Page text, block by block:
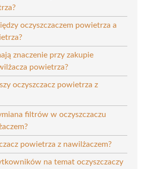
oczyszczaczem powietrza a
znaczenie przy zakupie
powietrza?
oczyszczacz powietrza z
filtrów w oczyszczaczu
powietrza z nawilżaczem?
na temat oczyszczaczy